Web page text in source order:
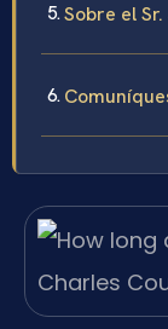
Sobre el